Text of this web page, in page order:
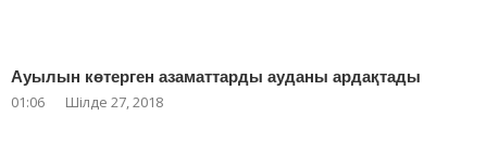
Ауылын көтерген азаматтарды ауданы ардақтады
01:06 Шілде 27, 2018